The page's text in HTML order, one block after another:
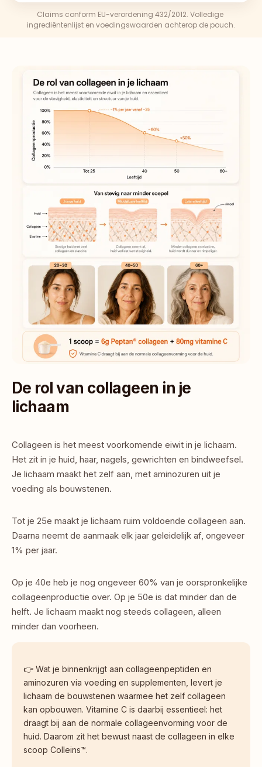
Claims conform EU-verordening 432/2012. Volledige
ingrediëntenlijst en voedingswaarden achterop de pouch.
De rol van collageen in je
lichaam
Collageen is het meest voorkomende eiwit in je lichaam.
Het zit in je huid, haar, nagels, gewrichten en bindweefsel.
Je lichaam maakt het zelf aan, met aminozuren uit je
voeding als bouwstenen.
Tot je 25e maakt je lichaam ruim voldoende collageen aan.
Daarna neemt de aanmaak elk jaar geleidelijk af, ongeveer
1% per jaar.
Op je 40e heb je nog ongeveer 60% van je oorspronkelijke
collageenproductie over. Op je 50e is dat minder dan de
helft. Je lichaam maakt nog steeds collageen, alleen
minder dan voorheen.
👉 Wat je binnenkrijgt aan collageenpeptiden en
aminozuren via voeding en supplementen, levert je
lichaam de bouwstenen waarmee het zelf collageen
kan opbouwen. Vitamine C is daarbij essentieel: het
draagt bij aan de normale collageenvorming voor de
huid. Daarom zit het bewust naast de collageen in elke
scoop Colleins™.